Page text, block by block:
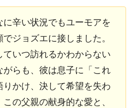
に辛い状況でもユーモアを
ジョズエに接しました。
ていつ訪れるかわからない
がらも、彼は息子に「これ
りかけ、決して希望を失わ
の父親の献身的な愛と、